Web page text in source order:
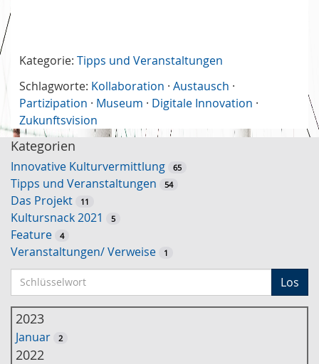
Kategorie: Tipps und Veranstaltungen
Schlagworte: Kollaboration · Austausch ·
Partizipation · Museum · Digitale Innovation ·
Zukunftsvision
Kategorien
Innovative Kulturvermittlung 65
Tipps und Veranstaltungen 54
Das Projekt 11
Kultursnack 2021 5
Feature 4
Veranstaltungen/ Verweise 1
c
h
ü
Los
2023
Januar 2
2022